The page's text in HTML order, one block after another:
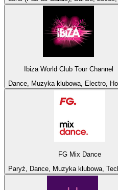
Ibiza World Club Tour Channel
Dance, Muzyka klubowa, Electro,
FG Mix Dance
Paryż, Dance, Muzyka klubowa,